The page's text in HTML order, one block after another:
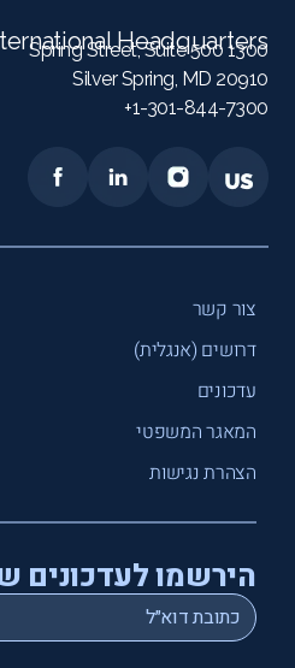
Headquarters
1300 Spring Street, Suite 500
Silver Spring, MD 20910
1-301-844-7300+
צור קשר
דרושים (אנגלית)
עדכונים
המאגר המשפטי
הצהרת נגישות
הירשמו לעדכונים
Email
*